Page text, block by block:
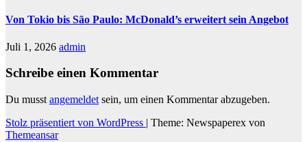
Von Tokio bis São Paulo: McDonald’s erweitert sein Angebot
Juli 1, 2026 admin
Schreibe einen Kommentar
Du musst angemeldet sein, um einen Kommentar abzugeben.
Stolz präsentiert von WordPress | Theme: Newspaperex von
Themeansar